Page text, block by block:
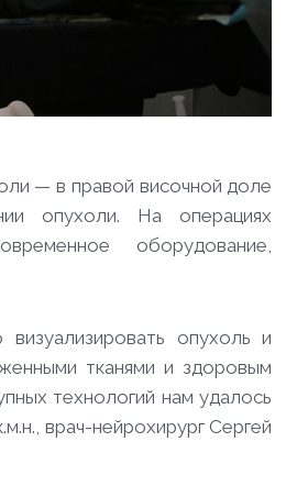
— в правой височной доле
опухоли. На операциях
оборудование,
опухоль и
тканями и здоровым
технологий нам удалось
врач-нейрохирург Сергей